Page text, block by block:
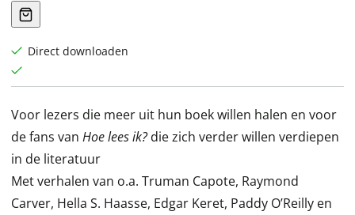
Direct downloaden
Voor lezers die meer uit hun boek willen halen en voor
de fans van Hoe lees ik?die zich verder willen verdiepen
in de literatuur
Met verhalen van o.a. Truman Capote, Raymond
Carver, Hella S. Haasse, Edgar Keret, Paddy O’Reilly en